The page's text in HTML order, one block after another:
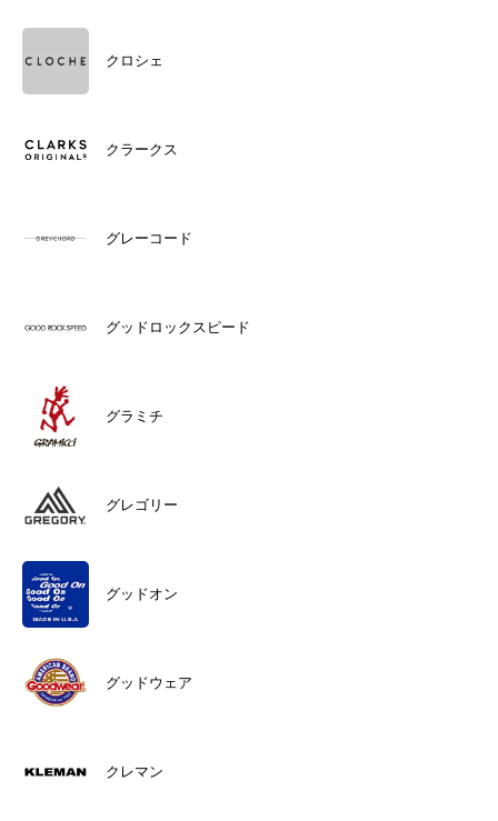
クロシェ
クラークス
グレーコード
グッドロックスピード
グラミチ
グレゴリー
グッドオン
グッドウェア
クレマン